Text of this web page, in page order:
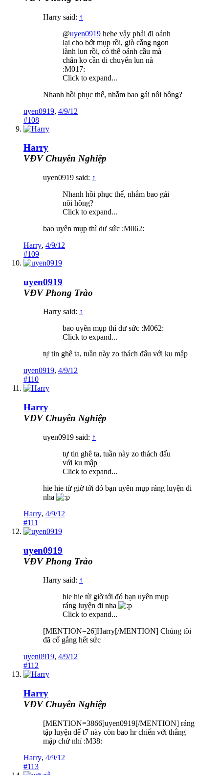
Harry said: ↑
@uyen0919 hehe vậy phải đi oánh
lại cho bớt mụp rồi, giò cẳng ngon
lành lun rồi, có thể oánh cầu mà
chân ko cần di chuyển lun nà
:M017:
Click to expand...
Nhanh hồi phục thế, nhắm bao gái nôi hông?
uyen0919, 4/9/12
#108
Harry
VĐV Chuyên Nghiệp
uyen0919 said: ↑
Nhanh hồi phục thế, nhắm bao gái
nôi hông?
Click to expand...
bao uyên mụp thì dư sức :M062:
Harry, 4/9/12
#109
uyen0919
VĐV Phong Trào
Harry said: ↑
bao uyên mụp thì dư sức :M062:
Click to expand...
tự tin ghê ta, tuần này zo thách đấu với ku mập
uyen0919, 4/9/12
#110
Harry
VĐV Chuyên Nghiệp
uyen0919 said: ↑
tự tin ghê ta, tuần này zo thách đấu
với ku mập
Click to expand...
hie hie từ giờ tới đó bạn uyên mụp ráng luyện đi
nha
Harry, 4/9/12
#111
uyen0919
VĐV Phong Trào
Harry said: ↑
hie hie từ giờ tới đó bạn uyên mụp
ráng luyện đi nha
Click to expand...
[MENTION=26]Harry[/MENTION] Chúng tôi
đã cố gắng hết sức
uyen0919, 4/9/12
#112
Harry
VĐV Chuyên Nghiệp
[MENTION=3866]uyen0919[/MENTION] ráng
tập luyện để t7 này còn bao hr chiến với thắng
mập chứ nhỉ :M38:
Harry, 4/9/12
#113